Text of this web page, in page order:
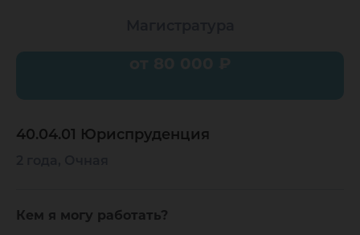
40.04.01 Юриспруденция
Кем я могу работать?